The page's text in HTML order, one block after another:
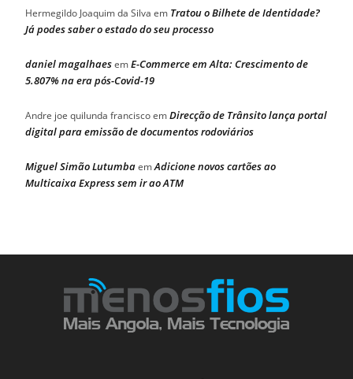
Hermegildo Joaquim da Silva em Tratou o Bilhete de Identidade?
Já podes saber o estado do seu processo
daniel magalhaesemE-Commerce em Alta: Crescimento de
5.807% na era pós-Covid-19
Andre joe quilunda franciscoemDirecção de Trânsito lança portal
digital para emissão de documentos rodoviários
Miguel Simão LutumbaemAdicione novos cartões ao
Multicaixa Express sem ir ao ATM